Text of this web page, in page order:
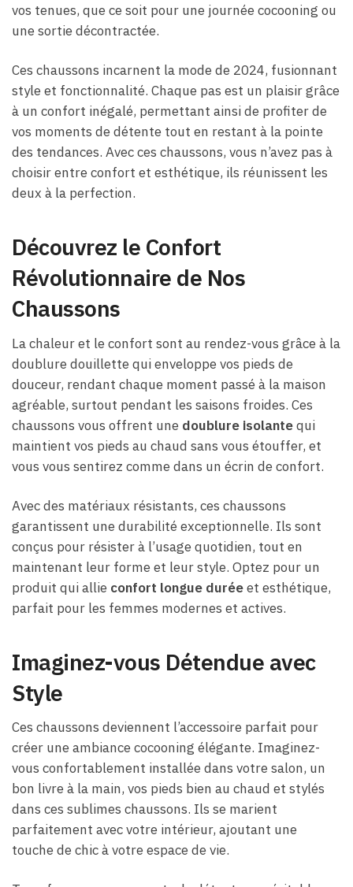
vos tenues, que ce soit pour une journée cocooning ou
une sortie décontractée.
Ces chaussons incarnent la mode de 2024, fusionnant
style et fonctionnalité. Chaque pas est un plaisir grâce
à un confort inégalé, permettant ainsi de profiter de
vos moments de détente tout en restant à la pointe
des tendances. Avec ces chaussons, vous n’avez pas à
choisir entre confort et esthétique, ils réunissent les
deux à la perfection.
Découvrez le Confort
Révolutionnaire de Nos
Chaussons
La chaleur et le confort sont au rendez-vous grâce à la
doublure douillette qui enveloppe vos pieds de
douceur, rendant chaque moment passé à la maison
agréable, surtout pendant les saisons froides. Ces
chaussons vous offrent une doublure isolantequi
maintient vos pieds au chaud sans vous étouffer, et
vous vous sentirez comme dans un écrin de confort.
Avec des matériaux résistants, ces chaussons
garantissent une durabilité exceptionnelle. Ils sont
conçus pour résister à l’usage quotidien, tout en
maintenant leur forme et leur style. Optez pour un
produit qui allie confort longue duréeet esthétique,
parfait pour les femmes modernes et actives.
Imaginez-vous Détendue avec
Style
Ces chaussons deviennent l’accessoire parfait pour
créer une ambiance cocooning élégante. Imaginez-
vous confortablement installée dans votre salon, un
bon livre à la main, vos pieds bien au chaud et stylés
dans ces sublimes chaussons. Ils se marient
parfaitement avec votre intérieur, ajoutant une
touche de chic à votre espace de vie.